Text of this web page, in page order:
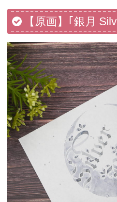
【原画】｢銀月